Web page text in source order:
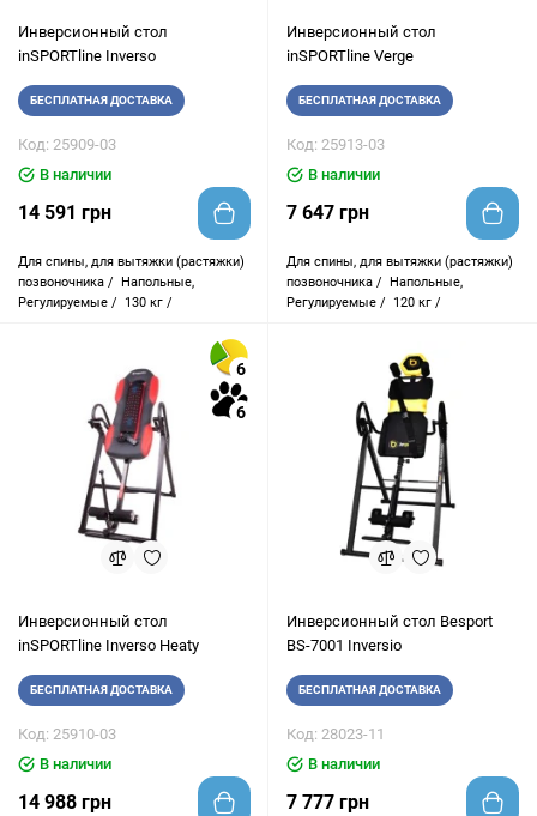
Инверсионный стол
inSPORTline Inverso
БЕСПЛАТНАЯ ДОСТАВКА
Код: 25909-03
В наличии
14 591 грн
Для спины, для вытяжки (растяжки)
позвоночника / Напольные,
Регулируемые /
130 кг /
Инверсионный стол
inSPORTline Verge
БЕСПЛАТНАЯ ДОСТАВКА
Код: 25913-03
В наличии
7 647 грн
Для спины, для вытяжки (растяжки)
позвоночника / Напольные,
Регулируемые /
120 кг /
6
6
Инверсионный стол
inSPORTline Inverso Heaty
БЕСПЛАТНАЯ ДОСТАВКА
Код: 25910-03
В наличии
14 988 грн
Инверсионный стол Besport
BS-7001 Inversio
БЕСПЛАТНАЯ ДОСТАВКА
Код: 28023-11
В наличии
7 777 грн